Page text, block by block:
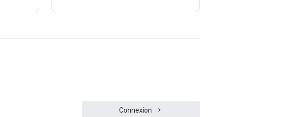
Connexion